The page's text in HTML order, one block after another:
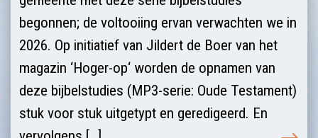
begonnen; de voltooiing ervan verwachten we in
2026. Op initiatief van Jildert de Boer van het
magazin ‘Hoger-op‘ worden de opnamen van
deze bijbelstudies (MP3-serie: Oude Testament)
stuk voor stuk uitgetypt en geredigeerd. En